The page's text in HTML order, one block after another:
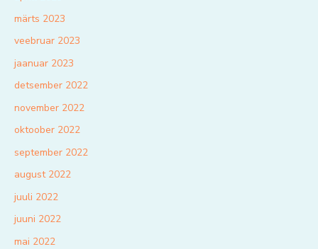
märts 2023
veebruar 2023
jaanuar 2023
detsember 2022
november 2022
oktoober 2022
september 2022
august 2022
juuli 2022
juuni 2022
mai 2022